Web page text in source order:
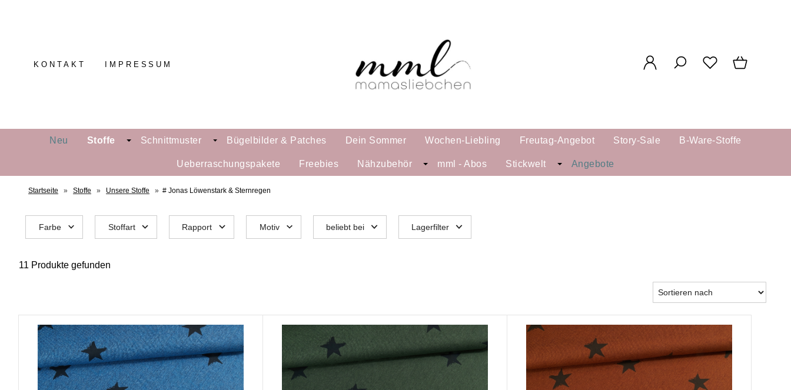
KONTAKT IMPRESSUM
Neu Stoffe Schnittmuster Bügelbilder & Patches Dein Sommer Wochen-Liebling Freutag-Angebot Story-Sale B-Ware-Stoffe
Ueberraschungspakete Freebies Nähzubehör mml - Abos Stickwelt Angebote
Startseite » Stoffe » Unsere Stoffe » # Jonas Löwenstark & Sternregen
Farbe Stoffart Rapport Motiv beliebt bei Lagerfilter
11 Produkte gefunden